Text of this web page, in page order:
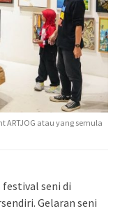
ARTJOG atau yang semula
seni di
Gelaran seni